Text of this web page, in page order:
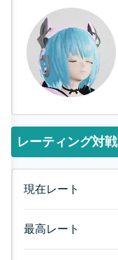
レーティング対戦
現在レート
最高レート